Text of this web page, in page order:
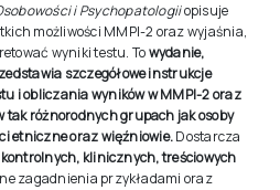
i Psychopatologiiopisuje
możliwości MMPI-2 oraz wyjaśnia,
wyniki testu. Towydanie,
szczegółowe instrukcje
i obliczania wyników w MMPI-2 oraz
tak różnorodnych grupach jak osoby
etniczne oraz więźniowie.Dostarcza
klinicznych, treściowych
zagadnienia przykładami oraz